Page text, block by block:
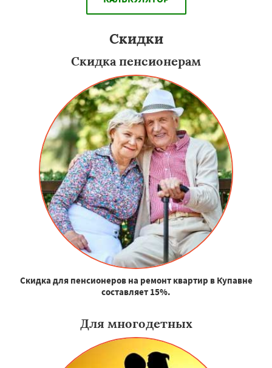
Скидки
Скидка пенсионерам
Скидка для пенсионеров на ремонт квартир в Купавне
составляет 15%.
Для многодетных